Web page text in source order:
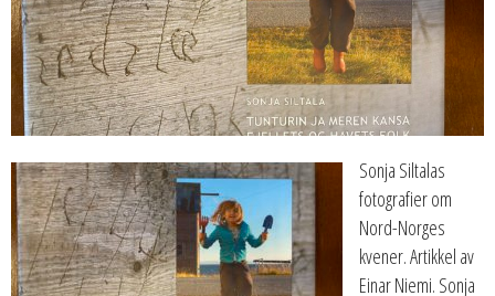
Sonja Siltalas
fotografier om
Nord-Norges
kvener. Artikkel av
Einar Niemi. Sonja